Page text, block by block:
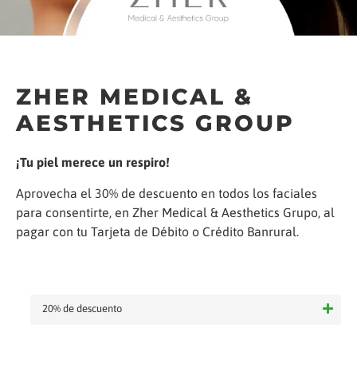
ZHER MEDICAL &
AESTHETICS GROUP
¡Tu piel merece un respiro!
Aprovecha el 30% de descuento en todos los faciales
para consentirte, en Zher Medical & Aesthetics Grupo, al
pagar con tu Tarjeta de Débito o Crédito Banrural.
20% de descuento